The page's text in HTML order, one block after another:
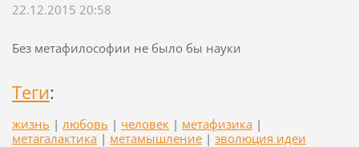
22.12.2015 20:58
Без метафилософии не было бы науки
Теги:
жизнь | любовь | человек | метафизика |
метагалактика | метамышление | эволюция идеи